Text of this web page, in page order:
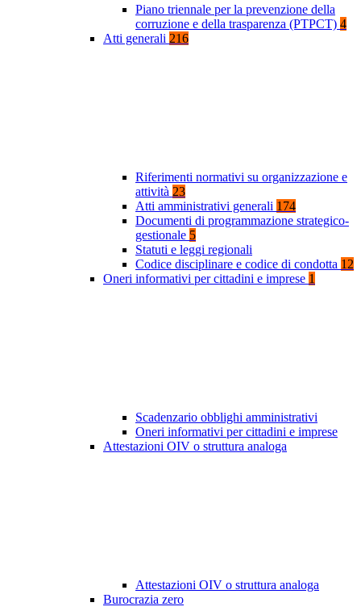
Piano triennale per la prevenzione della
corruzione e della trasparenza (PTPCT) 4
Atti generali 216
Riferimenti normativi su organizzazione e
attività 23
Atti amministrativi generali 174
Documenti di programmazione strategico-
gestionale 5
Statuti e leggi regionali
Codice disciplinare e codice di condotta 12
Oneri informativi per cittadini e imprese 1
Scadenzario obblighi amministrativi
Oneri informativi per cittadini e imprese
Attestazioni OIV o struttura analoga
Attestazioni OIV o struttura analoga
Burocrazia zero